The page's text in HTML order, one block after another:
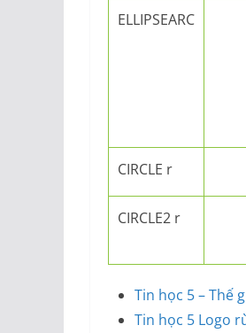
ELLIPSEARC
CIRCLE r
CIRCLE2 r
Tin học 5 – Thế
Tin học 5 Logo